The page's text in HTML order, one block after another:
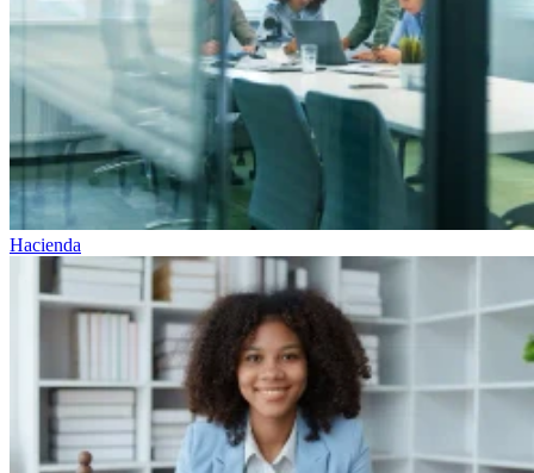
Hacienda